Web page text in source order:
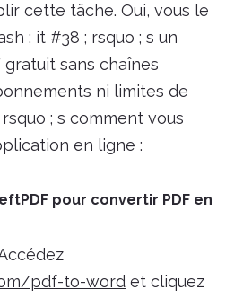
cette tâche. Oui, vous le
; it #38 ; rsquo ; s un
sans chaînes
ni limites de
; s comment vous
en ligne :
pour convertir PDF en
pdf-to-word et cliquez